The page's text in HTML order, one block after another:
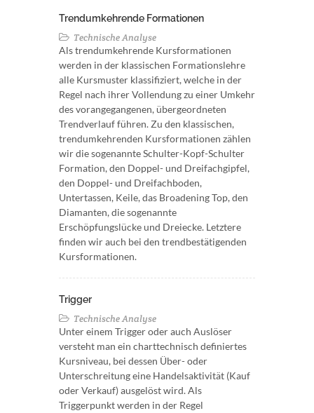
Trendumkehrende Formationen
Technische Analyse
Als trendumkehrende Kursformationen
werden in der klassischen Formationslehre
alle Kursmuster klassifiziert, welche in der
Regel nach ihrer Vollendung zu einer Umkehr
des vorangegangenen, übergeordneten
Trendverlauf führen. Zu den klassischen,
trendumkehrenden Kursformationen zählen
wir die sogenannte Schulter-Kopf-Schulter
Formation, den Doppel- und Dreifachgipfel,
den Doppel- und Dreifachboden,
Untertassen, Keile, das Broadening Top, den
Diamanten, die sogenannte
Erschöpfungslücke und Dreiecke. Letztere
finden wir auch bei den trendbestätigenden
Kursformationen.
Trigger
Technische Analyse
Unter einem Trigger oder auch Auslöser
versteht man ein charttechnisch definiertes
Kursniveau, bei dessen Über- oder
Unterschreitung eine Handelsaktivität (Kauf
oder Verkauf) ausgelöst wird. Als
Triggerpunkt werden in der Regel